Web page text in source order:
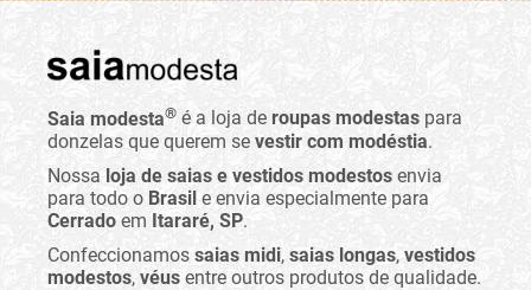
Saia modesta® é a loja de roupas modestas para
donzelas que querem se vestir com modéstia.
Nossa loja de saias e vestidos modestos envia
para todo o Brasil e envia especialmente para
Cerrado em Itararé, SP.
Confeccionamos saias midi, saias longas, vestidos
modestos, véus entre outros produtos de qualidade.